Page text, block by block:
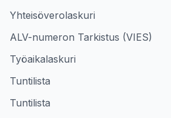
Yhteisöverolaskuri
ALV-numeron Tarkistus (VIES)
Työaikalaskuri
Tuntilista
Tuntilista